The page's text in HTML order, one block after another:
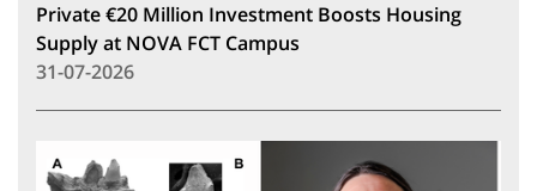
Private €20 Million Investment Boosts Housing
Supply at NOVA FCT Campus
31-07-2026